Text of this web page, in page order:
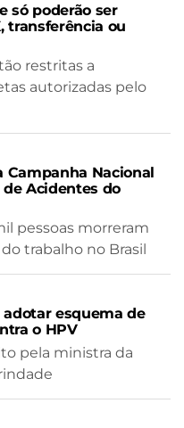
só poderão ser
transferência ou
restritas a
autorizadas pelo
Campanha Nacional
Acidentes do
pessoas morreram
trabalho no Brasil
adotar esquema de
o HPV
pela ministra da